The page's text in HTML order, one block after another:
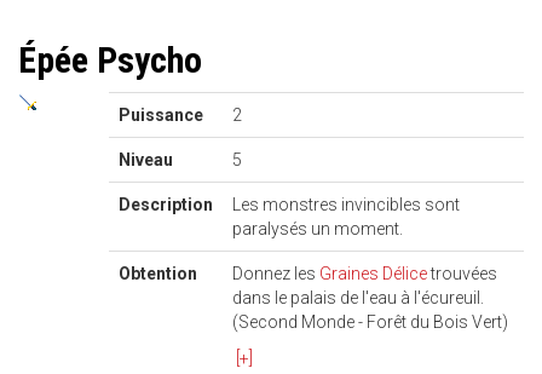
Épée Psycho
Puissance 2
Niveau 5
Description
Les monstres invincibles sont
paralysés un moment.
Obtention Donnez les Graines Délicetrouvées
dans le palais de l'eau à l'écureuil.
(Second Monde - Forêt du Bois Vert)
[+]